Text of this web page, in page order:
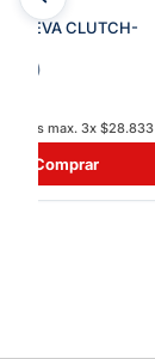
Y LEVA CLUTCH-
)
max. 3x $28.833
Comprar